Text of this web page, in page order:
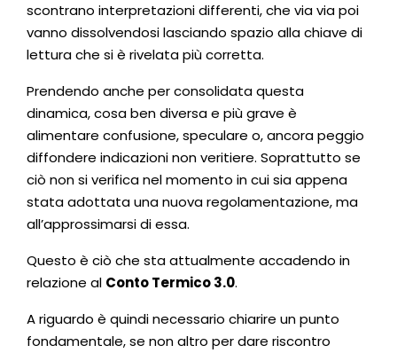
scontrano interpretazioni differenti, che via via poi
vanno dissolvendosi lasciando spazio alla chiave di
lettura che si è rivelata più corretta.
Prendendo anche per consolidata questa
dinamica, cosa ben diversa e più grave è
alimentare confusione, speculare o, ancora peggio
diffondere indicazioni non veritiere. Soprattutto se
ciò non si verifica nel momento in cui sia appena
stata adottata una nuova regolamentazione, ma
all’approssimarsi di essa.
Questo è ciò che sta attualmente accadendo in
relazione al Conto Termico 3.0.
A riguardo è quindi necessario chiarire un punto
fondamentale, se non altro per dare riscontro